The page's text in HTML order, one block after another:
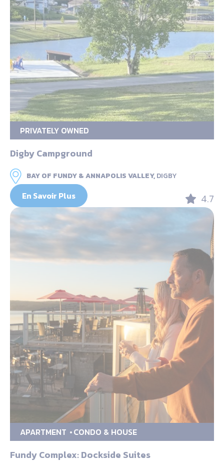
PRIVATELY OWNED
Digby Campground
BAY OF FUNDY & ANNAPOLIS VALLEY,DIGBY
En Savoir Plus 4.7
APARTMENT CONDO & HOUSE
Fundy Complex: Dockside Suites